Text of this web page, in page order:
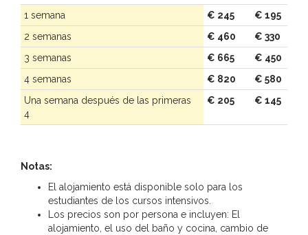
1 semana
€ 245
€ 195
2 semanas
€ 460
€ 330
3 semanas
€ 665
€ 450
4 semanas
€ 820
€ 580
Una semana después de las primeras
4
€ 205 € 145
Notas:
El alojamiento está disponible solo para los
estudiantes de los cursos intensivos.
Los precios son por persona e incluyen: El
alojamiento, el uso del baño y cocina, cambio de